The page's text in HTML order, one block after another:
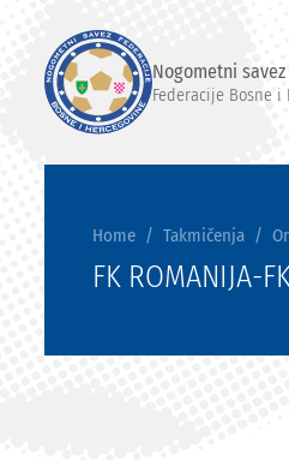
Nogometni savez
Federacije Bosne i
Home Takmičenja
FK ROMANIJA-